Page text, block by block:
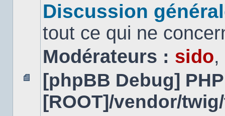
Aucun
message
non
Discussion
tout ce qui ne
Modérateurs : sido,
[phpBB Debug]
[ROOT]/vendor/